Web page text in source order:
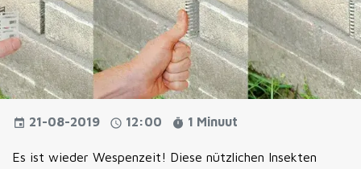
event 21-08-2019 schedule 12:00 timer 1 Minuut
Es ist wieder Wespenzeit! Diese nützlichen Insekten